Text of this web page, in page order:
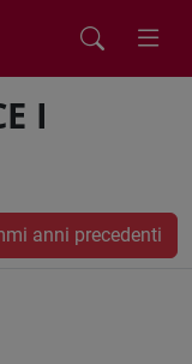
I
anni precedenti